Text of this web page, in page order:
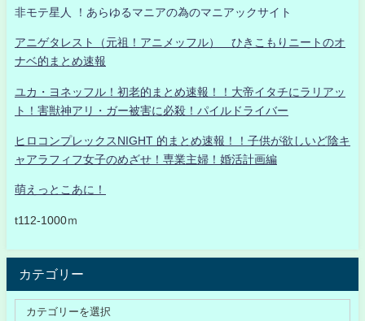
非モテ星人 ！あらゆるマニアの為のマニアックサイト
アニゲタレスト（元祖！アニメッフル） ひきこもりニートのオ
ナベ的まとめ速報
ユカ・ヨネッフル！初老的まとめ速報！！大帝イタチにラリアッ
ト！害獣神アリ・ガー被害に必殺！パイルドライバー
ヒロコンプレックスNIGHT 的まとめ速報！！子供が欲しいど陰キ
ャアラフィフ女子のめざせ！専業主婦！婚活計画編
萌えっとこあに！
t112-1000ｍ
カテゴリー